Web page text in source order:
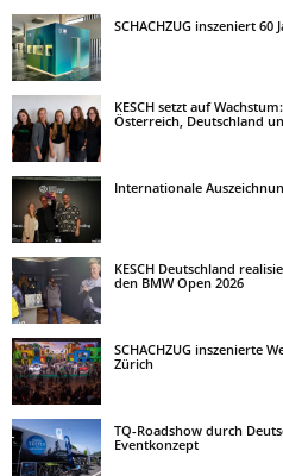
SCHACHZUG inszeniert 60
KESCH setzt auf
Österreich, Deutschland
Internationale
KESCH Deutschland
den BMW Open 2026
SCHACHZUG inszenierte
Zürich
TQ-Roadshow durch
Eventkonzept